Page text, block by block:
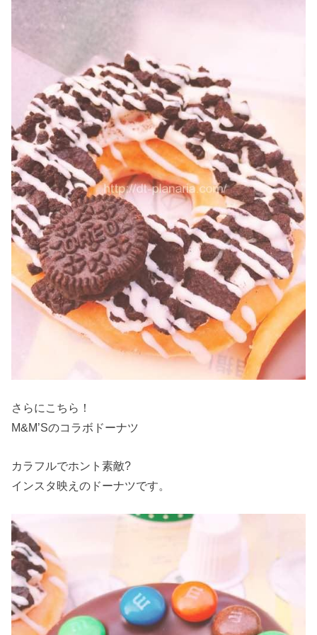
さらにこちら！
M&M’Sのコラボドーナツ
カラフルでホント素敵?
インスタ映えのドーナツです。